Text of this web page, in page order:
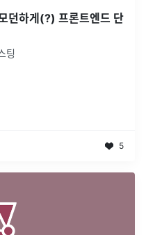
하게(?) 프론트엔드 단
팅
5